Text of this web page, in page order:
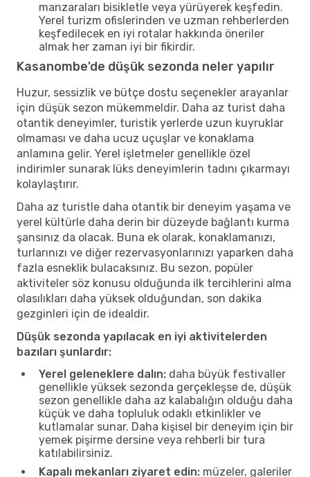
manzaraları bisikletle veya yürüyerek keşfedin.
Yerel turizm ofislerinden ve uzman rehberlerden
keşfedilecek en iyi rotalar hakkında öneriler
almak her zaman iyi bir fikirdir.
Kasanombe'de düşük sezonda neler yapılır
Huzur, sessizlik ve bütçe dostu seçenekler arayanlar
için düşük sezon mükemmeldir. Daha az turist daha
otantik deneyimler, turistik yerlerde uzun kuyruklar
olmaması ve daha ucuz uçuşlar ve konaklama
anlamına gelir. Yerel işletmeler genellikle özel
indirimler sunarak lüks deneyimlerin tadını çıkarmayı
kolaylaştırır.
Daha az turistle daha otantik bir deneyim yaşama ve
yerel kültürle daha derin bir düzeyde bağlantı kurma
şansınız da olacak. Buna ek olarak, konaklamanızı,
turlarınızı ve diğer rezervasyonlarınızı yaparken daha
fazla esneklik bulacaksınız. Bu sezon, popüler
aktiviteler söz konusu olduğunda ilk tercihlerini alma
olasılıkları daha yüksek olduğundan, son dakika
gezginleri için de idealdir.
Düşük sezonda yapılacak en iyi aktivitelerden
bazıları şunlardır:
Yerel geleneklere dalın: daha büyük festivaller
genellikle yüksek sezonda gerçekleşse de, düşük
sezon genellikle daha az kalabalığın olduğu daha
küçük ve daha topluluk odaklı etkinlikler ve
kutlamalar sunar. Daha kişisel bir deneyim için bir
yemek pişirme dersine veya rehberli bir tura
katılabilirsiniz.
Kapalı mekanları ziyaret edin: müzeler, galeriler